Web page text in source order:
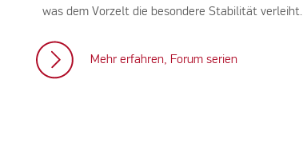
was dem Vorzelt die besondere Stabilität verleiht.
Mehr erfahren, Forum serien